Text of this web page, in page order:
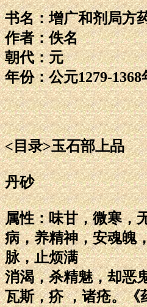
书名：增广和剂局方
作者：佚名
朝代：元
年份：公元1279-1368
<目录>玉石部上品
丹砂
属性：味甘，微寒，
病，养精神，安魂魄
脉，止烦满
消渴，杀精魅，却恶
瓦斯，疥 ，诸疮。《